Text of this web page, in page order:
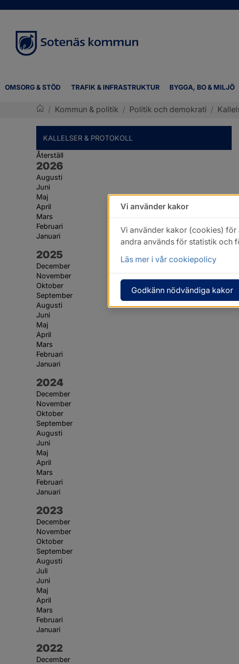
OMSORG & STÖD TRAFIK & INFRASTRUKTUR BYGGA, BO & MILJÖ
/ Kommun & politik / Politik och demokrati /
KALLELSER & PROTOKOLL
Återställ
År:
2026
Augusti
Juni
Maj
April
Mars
Februari
Januari
År:
2025
December
November
Oktober
September
Augusti
Juni
Maj
April
Mars
Februari
Januari
År:
2024
December
November
Oktober
September
Augusti
Juni
Maj
April
Mars
Februari
Januari
År:
2023
December
November
Oktober
September
Augusti
Juli
Juni
Maj
April
Mars
Februari
Januari
År:
2022
December
Vi använder kakor
Vi använder kakor (cookies) för
andra används för statistik och
Läs mer i vår cookiepolicy
Godkänn nödvändiga kakor